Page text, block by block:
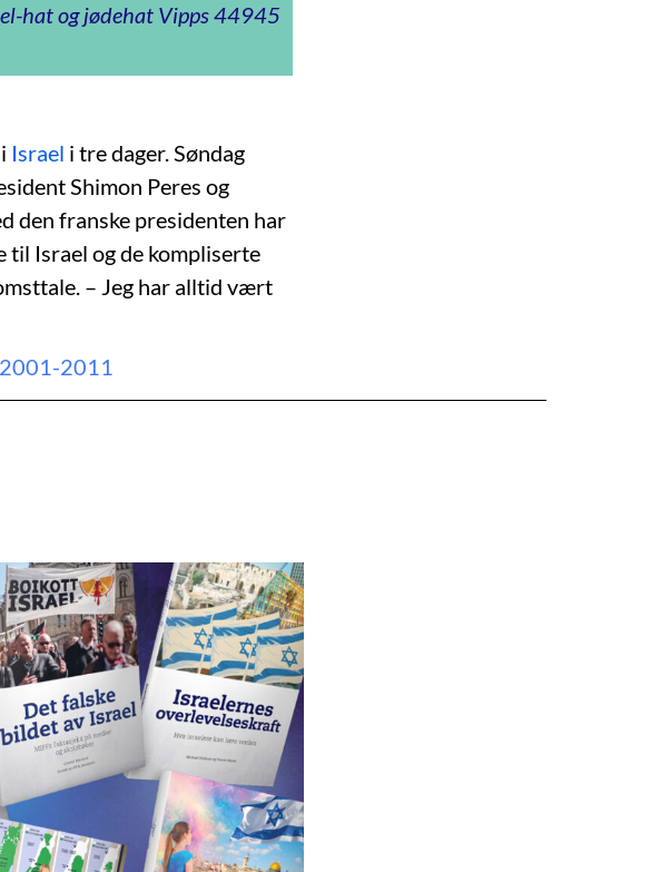
hat og jødehat Vipps 44945
Israel i tre dager. Søndag
Shimon Peres og
den franske presidenten har
til Israel og de kompliserte
– Jeg har alltid vært
2011